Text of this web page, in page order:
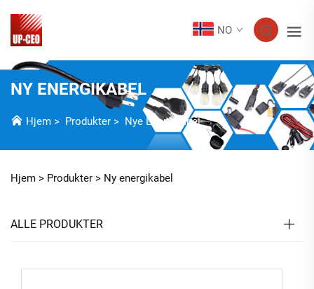
NO
NY ENERGIKABEL
Hjem > Produkter > Nye Energikabel
Hjem > Produkter > Ny energikabel
ALLE PRODUKTER